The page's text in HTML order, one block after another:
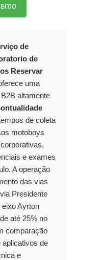
de
de
Reservar
uma
altamente
de coleta
motoboys
corporativas,
e exames
A operação
das vias
Presidente
Ayrton
até 25% no
comparação
de
e